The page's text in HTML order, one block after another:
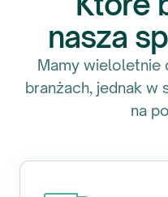
nasza
Mamy wieloletnie
branżach, jednak w
na